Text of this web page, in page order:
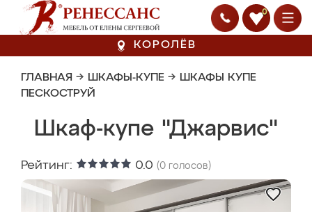
0
КОРОЛЁВ
ГЛАВНАЯ → ШКАФЫ-КУПЕ → ШКАФЫ КУПЕ
ПЕСКОСТРУЙ
Шкаф-купе "Джарвис"
Рейтинг: 0.0 (0 голосов)